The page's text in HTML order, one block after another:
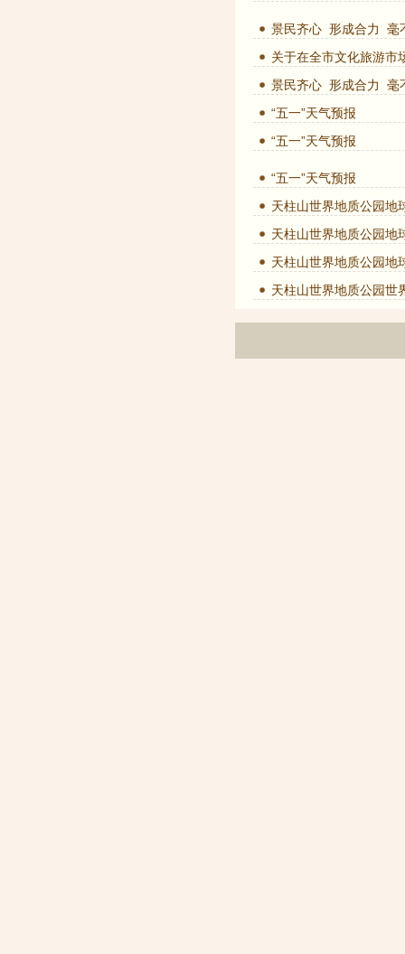
景民齐心 形成合力 毫
关于在全市文化旅游市
景民齐心 形成合力 毫
“五一”天气预报
“五一”天气预报
“五一”天气预报
天柱山世界地质公园地
天柱山世界地质公园地
天柱山世界地质公园地
天柱山世界地质公园世